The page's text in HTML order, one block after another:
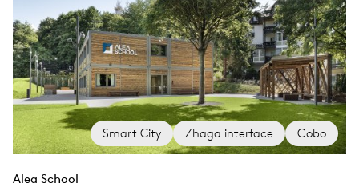
Smart City Zhaga interface Gobo
Alea School